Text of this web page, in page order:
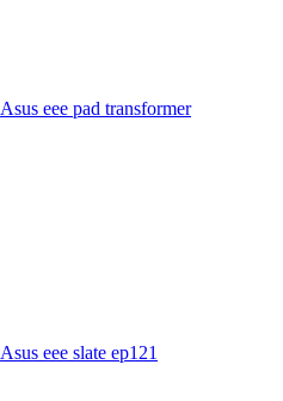
Asus eee pad transformer
Asus eee slate ep121